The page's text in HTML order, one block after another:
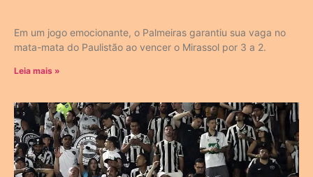
Em um jogo emocionante, o Palmeiras garantiu sua vaga no
mata-mata do Paulistão ao vencer o Mirassol por 3 a 2.
Leia mais »